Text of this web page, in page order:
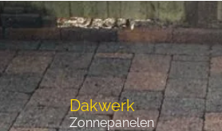
Dakwerk
Zonnepanelen